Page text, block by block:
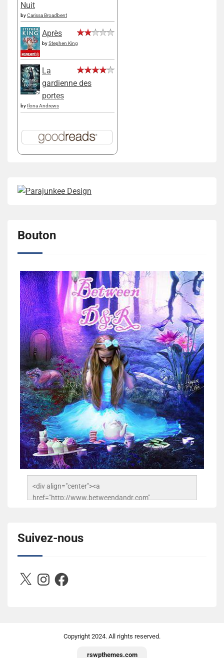
Nuit
byCarissa Broadbent
Après
byStephen King
La
gardienne des
portes
by Ilona Andrews
Bouton
<div align="center"><a
href="http://www.betweendandr.com"
503716673157532-2788222864243652657-n.jpg"
alt="Between D&R" style="border:none;" /></a>
</div>
Suivez-nous
X InstagramFacebook
Copyright 2024. All rights reserved.
rswpthemes.com